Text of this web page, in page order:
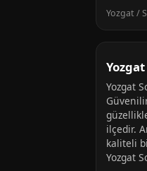
Yozgat /
Yozgat
ilçedir.
kaliteli
Yozgat